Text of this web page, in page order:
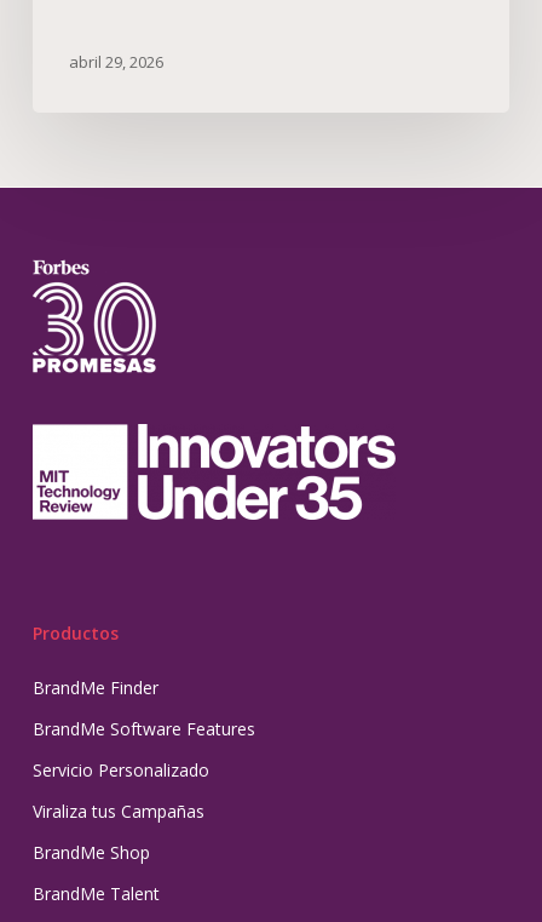
abril 29, 2026
Productos
BrandMe Finder
BrandMe Software Features
Servicio Personalizado
Viraliza tus Campañas
BrandMe Shop
BrandMe Talent